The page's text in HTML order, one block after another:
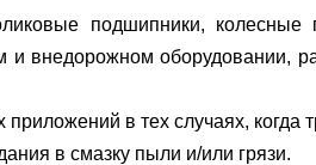
подшипники,
и внедорожном
в тех случаях, когда
в смазку пыли и/или грязи.